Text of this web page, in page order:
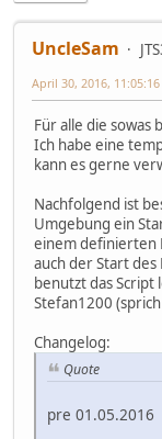
UncleSam
April 30, 2016, 11:05:16
Für alle die sowas
Ich habe eine
kann es gerne
Nachfolgend ist
Umgebung ein
einem definierten
auch der Start
benutzt das Script
Stefan1200
Changelog:
Quote
pre 01.05.2016